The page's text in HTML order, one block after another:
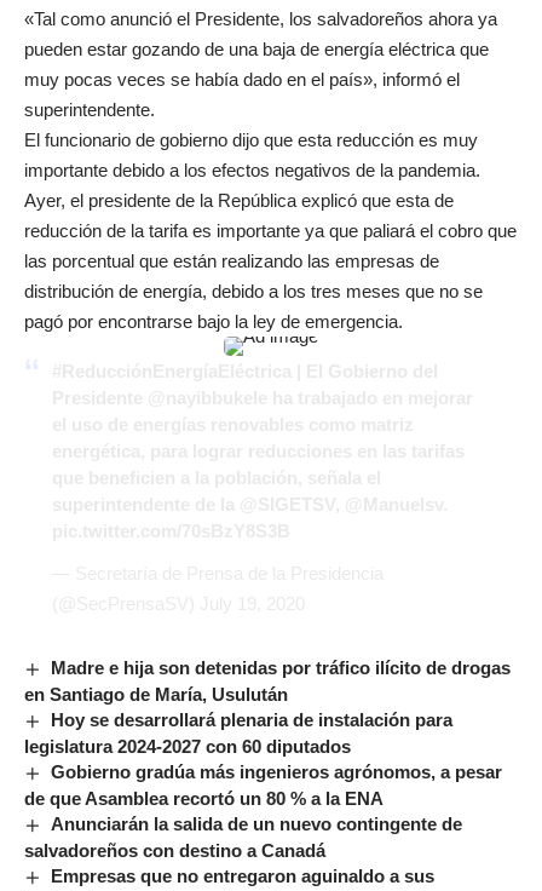
«Tal como anunció el Presidente, los salvadoreños ahora ya
pueden estar gozando de una baja de energía eléctrica que
muy pocas veces se había dado en el país», informó el
superintendente.
El funcionario de gobierno dijo que esta reducción es muy
importante debido a los efectos negativos de la pandemia.
Ayer, el presidente de la República explicó que esta de
reducción de la tarifa es importante ya que paliará el cobro que
las porcentual que están realizando las empresas de
distribución de energía, debido a los tres meses que no se
pagó por encontrarse bajo la ley de emergencia.
Madre e hija son detenidas por tráfico ilícito de drogas
en Santiago de María, Usulután
Hoy se desarrollará plenaria de instalación para
legislatura 2024-2027 con 60 diputados
Gobierno gradúa más ingenieros agrónomos, a pesar
de que Asamblea recortó un 80 % a la ENA
Anunciarán la salida de un nuevo contingente de
salvadoreños con destino a Canadá
Empresas que no entregaron aguinaldo a sus